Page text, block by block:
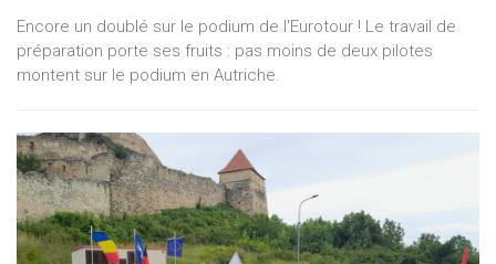
Encore un doublé sur le podium de l'Eurotour ! Le travail de
préparation porte ses fruits : pas moins de deux pilotes
montent sur le podium en Autriche.